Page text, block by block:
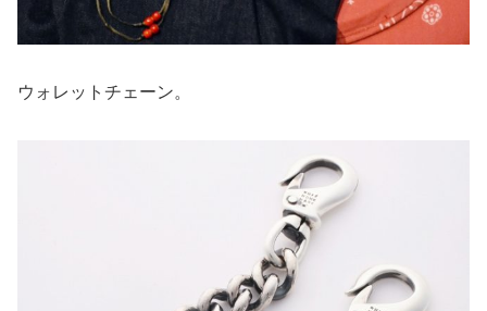
ウォレットチェーン。